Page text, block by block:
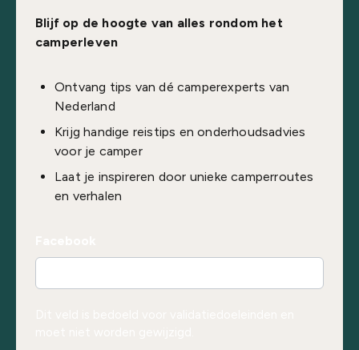
Blijf op de hoogte van alles rondom het
camperleven
Ontvang tips van dé camperexperts van
Nederland
Krijg handige reistips en onderhoudsadvies
voor je camper
Laat je inspireren door unieke camperroutes
en verhalen